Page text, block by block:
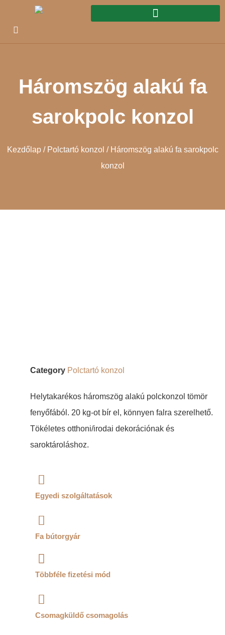
Háromszög alakú fa
sarokpolc konzol
Kezdőlap/ Polctartó konzol / Háromszög alakú fa sarokpolc
konzol
Category Polctartó konzol
Helytakarékos háromszög alakú polckonzol tömör
fenyőfából. 20 kg-ot bír el, könnyen falra szerelhető.
Tökéletes otthoni/irodai dekorációnak és
saroktároláshoz.
Egyedi szolgáltatások
Fa bútorgyár
Többféle fizetési mód
Csomagküldő csomagolás